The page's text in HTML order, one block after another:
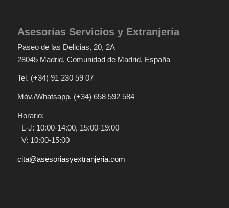
Asesorías Servicios y Extranjería
Paseo de las Delicias, 20, 2A
28045 Madrid, Comunidad de Madrid, España
Tel. (+34) 91 230 59 07
Móv./Whatsapp. (+34) 658 592 584
Horario:
L-J: 10:00-14:00, 15:00-19:00
V: 10:00-15:00
cita@asesoriasyextranjeria.com